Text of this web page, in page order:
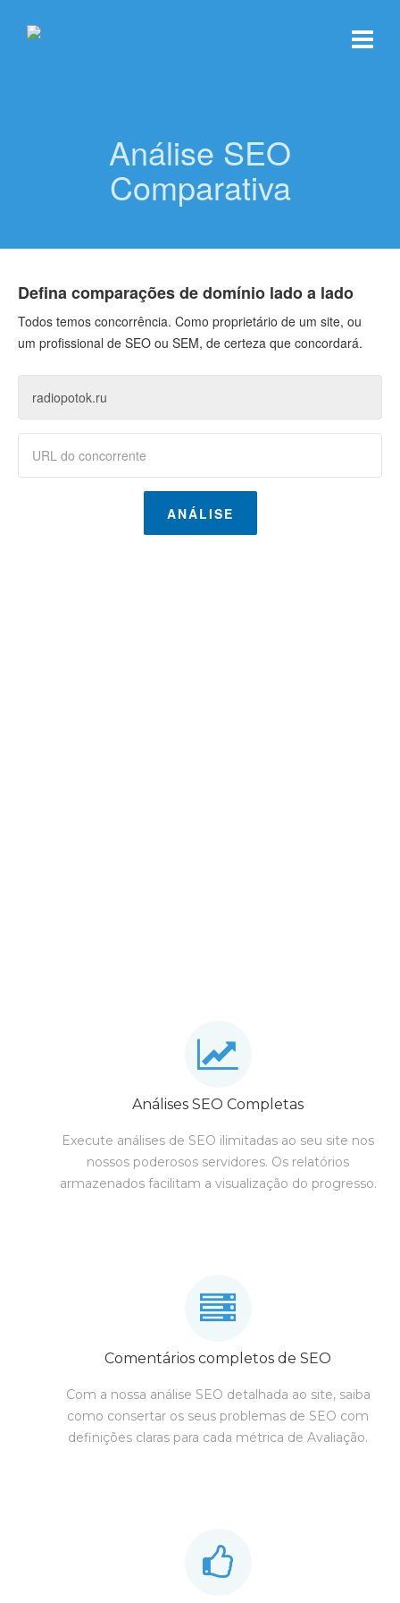
Análise SEO
Comparativa
Defina comparações de domínio lado a lado
Todos temos concorrência. Como proprietário de um site, ou
um profissional de SEO ou SEM, de certeza que concordará.
ANÁLISE
Análises SEO Completas
Execute análises de SEO ilimitadas ao seu site nos
nossos poderosos servidores. Os relatórios
armazenados facilitam a visualização do progresso.
Comentários completos de SEO
Com a nossa análise SEO detalhada ao site, saiba
como consertar os seus problemas de SEO com
definições claras para cada métrica de Avaliação.